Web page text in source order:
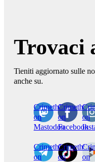
Trovaci
Tieniti aggiornato sulle
anche su.
CrimethInc.
on
Mastodon
Crimethinc.
on
Facebook
on
CrimethInc.
on
Crimethinc.
on
on